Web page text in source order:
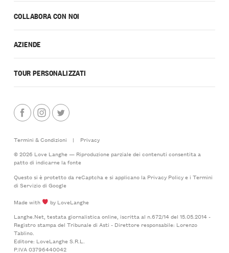
COLLABORA CON NOI
AZIENDE
TOUR PERSONALIZZATI
Termini & Condizioni |
Privacy
© 2026 Love Langhe — Riproduzione parziale dei contenuti consentita a
patto di indicarne la fonte
Questo si è protetto da reCaptcha e si applicano la Privacy Policye i Termini
di Serviziodi Google
Made with
by LoveLanghe
Langhe.Net, testata giornalistica online, iscritta al n.672/14 del 15.05.2014 -
Registro stampa del Tribunale di Asti - Direttore responsabile: Lorenzo
Tablino.
Editore: LoveLanghe S.R.L.
P.IVA 03796440042